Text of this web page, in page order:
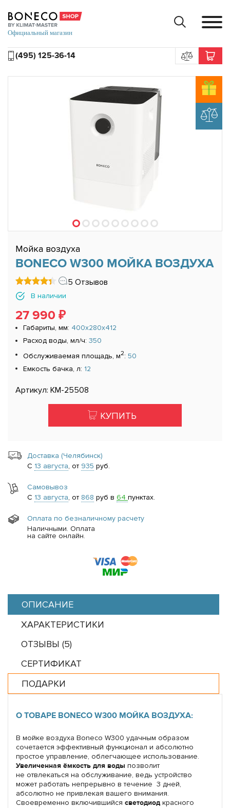
(495) 125-36-14
Мойка воздуха
BONECO W300 МОЙКА ВОЗДУХА
5 Отзывов
В наличии
27 990 ₽
Габариты, мм: 400x280x412
Расход воды, мл/ч: 350
Обслуживаемая площадь, м2: 50
Емкость бачка, л: 12
Артикул: КМ-25508
КУПИТЬ
Доставка (Челябинск)
С 13 августа, от 935 руб.
Самовывоз
С 13 августа, от 868 руб в 64 пунктах.
Оплата по безналичному расчету
Наличными. Оплата
на сайте онлайн.
ОПИСАНИЕ
ХАРАКТЕРИСТИКИ
ОТЗЫВЫ (5)
СЕРТИФИКАТ
ПОДАРКИ
О ТОВАРЕ BONECO W300 МОЙКА ВОЗДУХА:
В мойке воздуха Boneco W300 удачным образом
сочетается эффективный функционал и абсолютно
простое управление, облегчающее использование.
Увеличенная ёмкость для воды позволит
не отвлекаться на обслуживание, ведь устройство
может работать непрерывно в течение 3 дней,
абсолютно не привлекая вашего внимания.
Своевременно включившийся светодиод красного